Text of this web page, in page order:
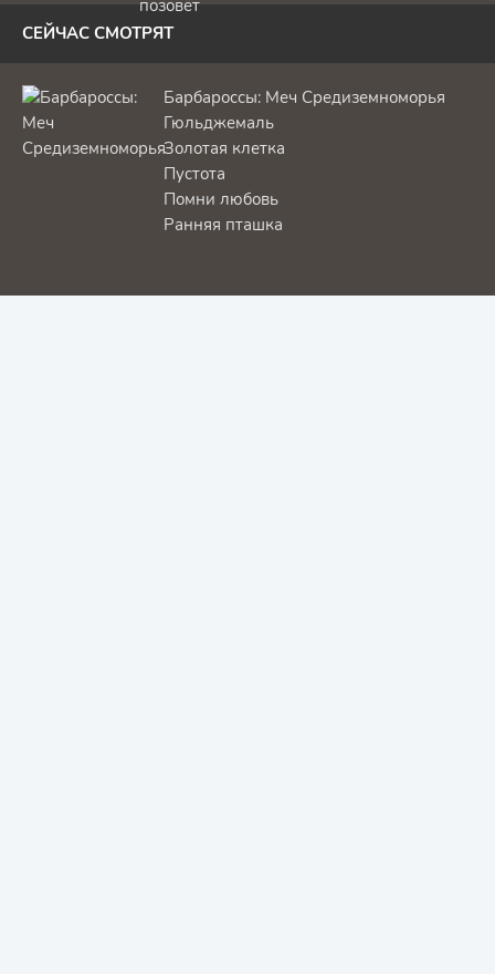
СЕЙЧАС СМОТРЯТ
Барбароссы: Меч Средиземноморья
Гюльджемаль
Золотая клетка
Пустота
Помни любовь
Ранняя пташка